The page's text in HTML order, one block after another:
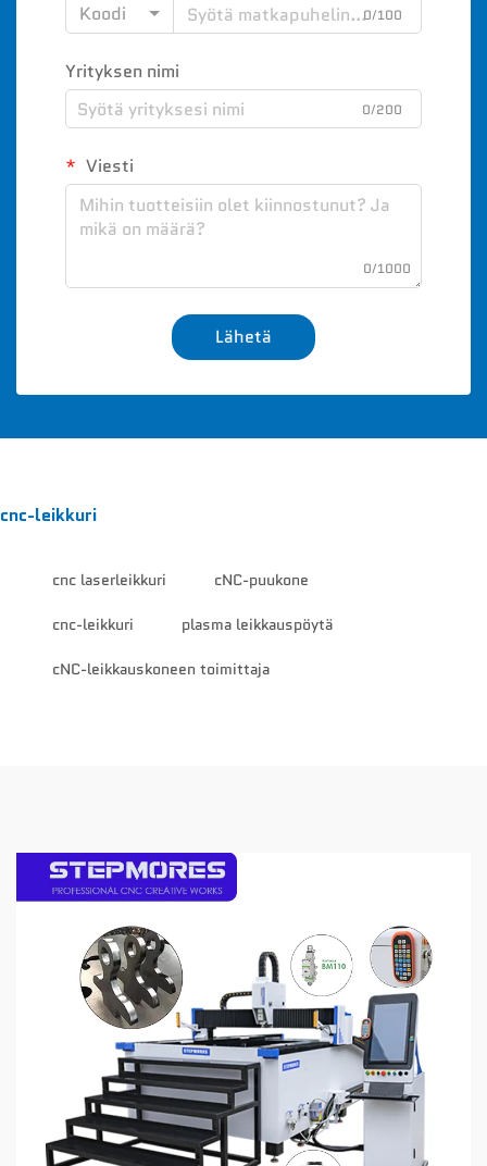
Koodi
0/100
Yrityksen nimi
0/200
Viesti
0/1000
Lähetä
cnc-leikkuri
cnc laserleikkuri cNC-puukone
cnc-leikkuri plasma leikkauspöytä
cNC-leikkauskoneen toimittaja